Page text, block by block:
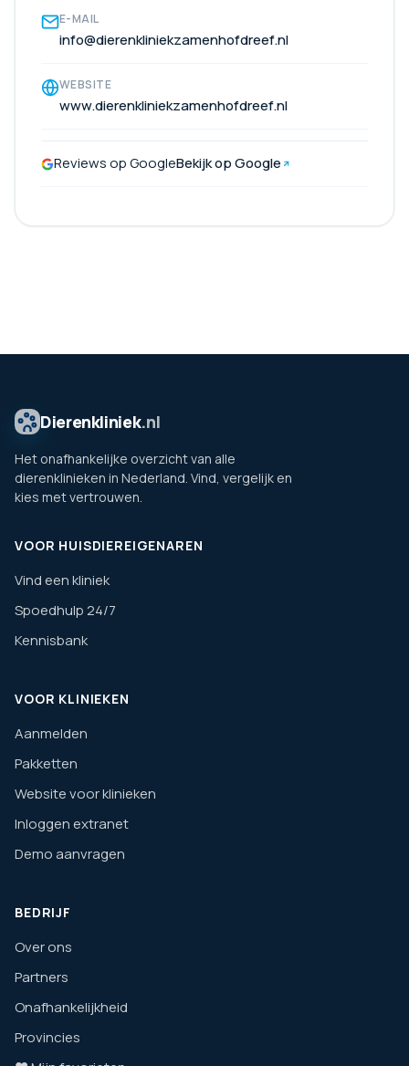
E-MAIL
info@dierenkliniekzamenhofdreef.nl
WEBSITE
www.dierenkliniekzamenhofdreef.nl
Reviews op GoogleBekijk op Google
Dierenkliniek.nl
Het onafhankelijke overzicht van alle
dierenklinieken in Nederland. Vind, vergelijk en
kies met vertrouwen.
VOOR HUISDIEREIGENAREN
Vind een kliniek
Spoedhulp 24/7
Kennisbank
VOOR KLINIEKEN
Aanmelden
Pakketten
Website voor klinieken
Inloggen extranet
Demo aanvragen
BEDRIJF
Over ons
Partners
Onafhankelijkheid
Provincies